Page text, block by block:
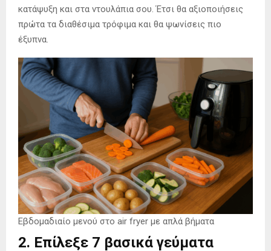
κατάψυξη και στα ντουλάπια σου. Έτσι θα αξιοποιήσεις
πρώτα τα διαθέσιμα τρόφιμα και θα ψωνίσεις πιο
έξυπνα.
Εβδομαδιαίο μενού στο air fryer με απλά βήματα
2. Επίλεξε 7 βασικά γεύματα